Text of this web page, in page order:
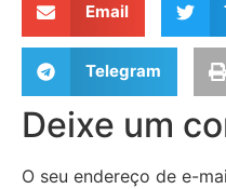
Email
Telegram
Deixe um
O seu endereço de e-